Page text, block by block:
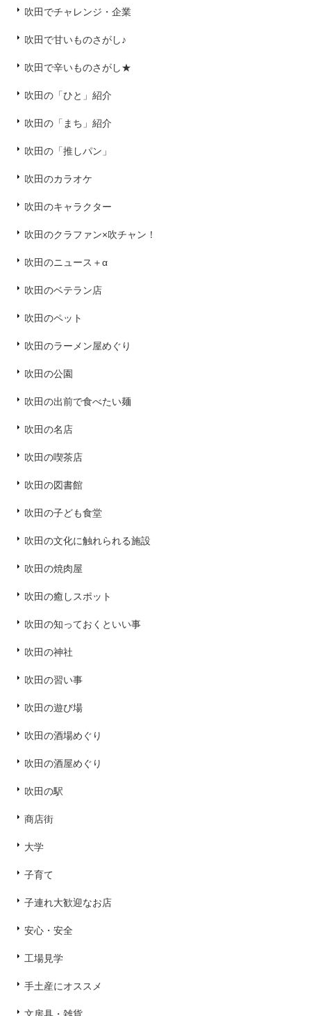
吹田でチャレンジ・企業
吹田で甘いものさがし♪
吹田で辛いものさがし★
吹田の「ひと」紹介
吹田の「まち」紹介
吹田の「推しパン」
吹田のカラオケ
吹田のキャラクター
吹田のクラファン×吹チャン！
吹田のニュース＋α
吹田のベテラン店
吹田のペット
吹田のラーメン屋めぐり
吹田の公園
吹田の出前で食べたい麺
吹田の名店
吹田の喫茶店
吹田の図書館
吹田の子ども食堂
吹田の文化に触れられる施設
吹田の焼肉屋
吹田の癒しスポット
吹田の知っておくといい事
吹田の神社
吹田の習い事
吹田の遊び場
吹田の酒場めぐり
吹田の酒屋めぐり
吹田の駅
商店街
大学
子育て
子連れ大歓迎なお店
安心・安全
工場見学
手土産にオススメ